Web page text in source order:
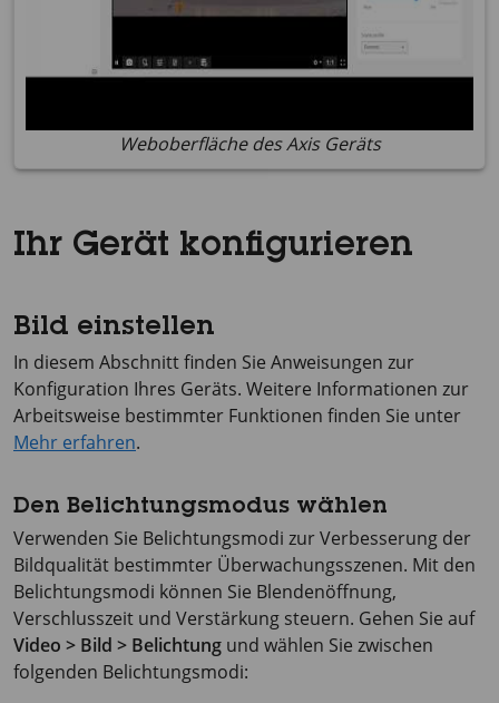
Weboberfläche des Axis Geräts
Ihr Gerät konfigurieren
Bild einstellen
In diesem Abschnitt finden Sie Anweisungen zur
Konfiguration Ihres Geräts. Weitere Informationen zur
Arbeitsweise bestimmter Funktionen finden Sie unter
Mehr erfahren.
Den Belichtungsmodus wählen
Verwenden Sie Belichtungsmodi zur Verbesserung der
Bildqualität bestimmter Überwachungsszenen. Mit den
Belichtungsmodi können Sie Blendenöffnung,
Verschlusszeit und Verstärkung steuern. Gehen Sie auf
Video > Bild > Belichtung und wählen Sie zwischen
folgenden Belichtungsmodi: